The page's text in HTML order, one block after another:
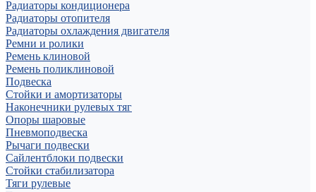
Радиаторы кондиционера
Радиаторы отопителя
Радиаторы охлаждения двигателя
Ремни и ролики
Ремень клиновой
Ремень поликлиновой
Подвеска
Стойки и амортизаторы
Наконечники рулевых тяг
Опоры шаровые
Пневмоподвеска
Рычаги подвески
Сайлентблоки подвески
Стойки стабилизатора
Тяги рулевые